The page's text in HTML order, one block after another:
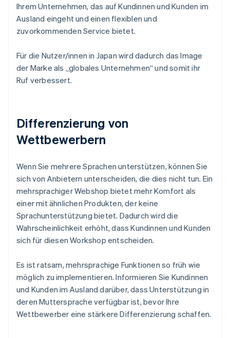
Ihrem Unternehmen, das auf Kundinnen und Kunden im
Ausland eingeht und einen flexiblen und
zuvorkommenden Service bietet.
Für die Nutzer/innen in Japan wird dadurch das Image
der Marke als „globales Unternehmen“ und somit ihr
Ruf verbessert.
Differenzierung von
Wettbewerbern
Wenn Sie mehrere Sprachen unterstützen, können Sie
sich von Anbietern unterscheiden, die dies nicht tun. Ein
mehrsprachiger Webshop bietet mehr Komfort als
einer mit ähnlichen Produkten, der keine
Sprachunterstützung bietet. Dadurch wird die
Wahrscheinlichkeit erhöht, dass Kundinnen und Kunden
sich für diesen Workshop entscheiden.
Es ist ratsam, mehrsprachige Funktionen so früh wie
möglich zu implementieren. Informieren Sie Kundinnen
und Kunden im Ausland darüber, dass Unterstützung in
deren Muttersprache verfügbar ist, bevor Ihre
Wettbewerber eine stärkere Differenzierung schaffen.